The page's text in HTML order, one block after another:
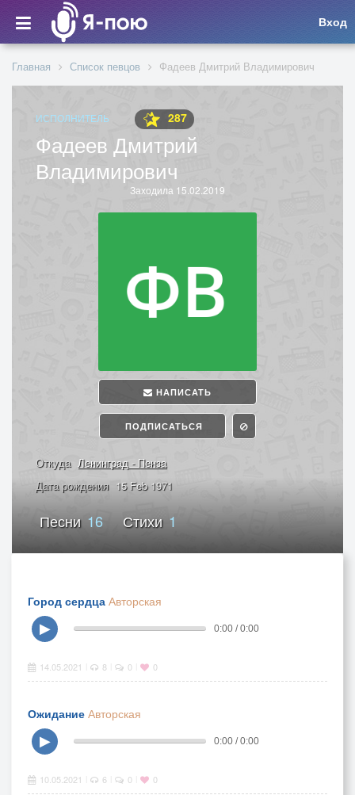
Вход
Главная Список певцов Фадеев Дмитрий Владимирович
ИСПОЛНИТЕЛЬ 287
Фадеев Дмитрий
Владимирович
Заходила 15.02.2019
НАПИСАТЬ
ПОДПИСАТЬСЯ
Откуда Ленинград - Пенза
Дата рождения 15 Feb 1971
Песни 16 Стихи 1
Город сердца Авторская
▶
0:00 / 0:00
14.05.2021 8 0 0
Ожидание Авторская
▶
0:00 / 0:00
10.05.2021 6 0 0